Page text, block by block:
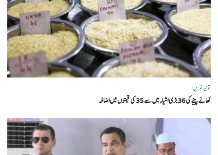
قومی خبریں
کھانے پینے کی 36 بڑی اشیاء میں سے 35 کی قیمتوں میں اضافہ